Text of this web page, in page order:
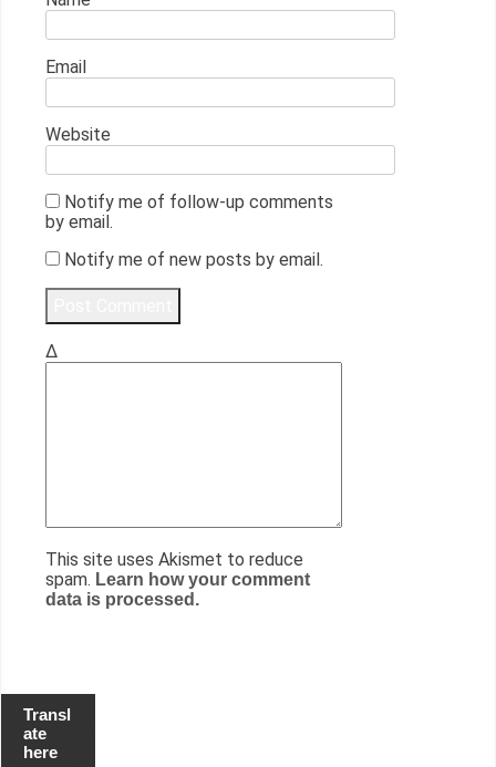
Email
Website
Notify me of follow-up comments
by email.
Notify me of new posts by email.
Δ
This site uses Akismet to reduce
spam. Learn how your comment
data is processed.
Transl
ate
here